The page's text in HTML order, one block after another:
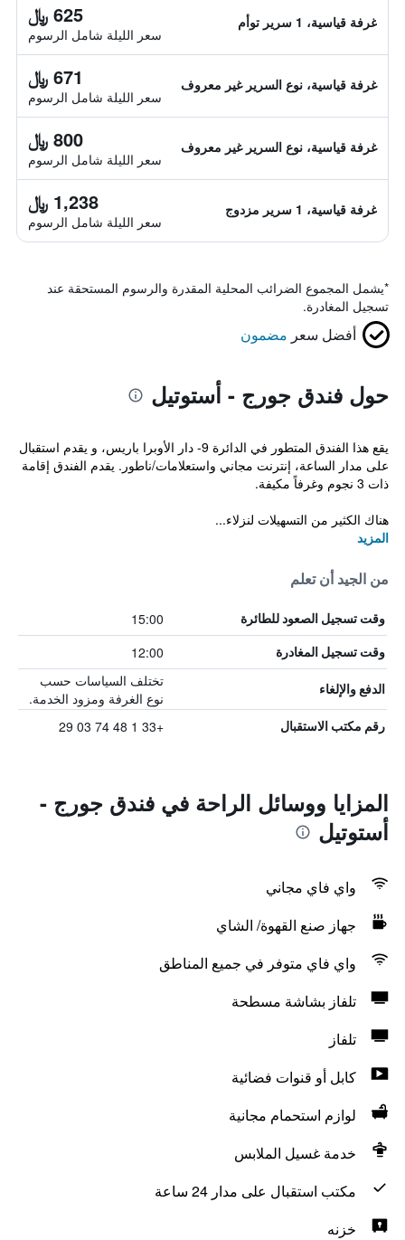
غرفة قياسية، 1 سرير توأم 625 ﷼
سعر الليلة شامل الرسوم
غرفة قياسية، نوع السرير غير معروف 671 ﷼
سعر الليلة شامل الرسوم
غرفة قياسية، نوع السرير غير معروف 800 ﷼
سعر الليلة شامل الرسوم
غرفة قياسية، 1 سرير مزدوج 1,238 ﷼
سعر الليلة شامل الرسوم
*يشمل المجموع الضرائب المحلية المقدرة والرسوم المستحقة عند
تسجيل المغادرة.
أفضل سعر مضمون
حول فندق جورج - أستوتيل
يقع هذا الفندق المتطور في الدائرة 9- دار الأوبرا باريس، و يقدم استقبال
على مدار الساعة، إنترنت مجاني واستعلامات/ناطور. يقدم الفندق إقامة
ذات 3 نجوم وغرفاً مكيفة.
هناك الكثير من التسهيلات لنزلاء...
المزيد
من الجيد أن تعلم
وقت تسجيل الصعود للطائرة 15:00
وقت تسجيل المغادرة 12:00
الدفع والإلغاء
تختلف السياسات حسب
نوع الغرفة ومزود الخدمة.
رقم مكتب الاستقبال +33 1 48 74 03 29
المزايا ووسائل الراحة في فندق جورج -
أستوتيل
واي فاي مجاني
جهاز صنع القهوة/ الشاي
واي فاي متوفر في جميع المناطق
تلفاز بشاشة مسطحة
تلفاز
كابل أو قنوات فضائية
لوازم استحمام مجانية
خدمة غسيل الملابس
مكتب استقبال على مدار 24 ساعة
خزنه